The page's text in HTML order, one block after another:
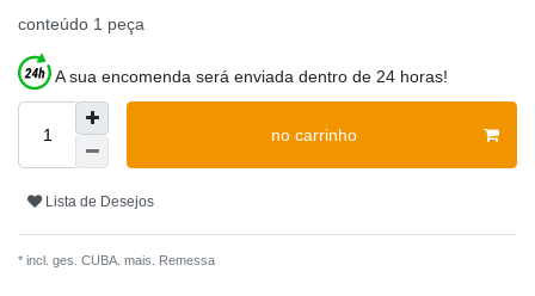
conteúdo 1 peça
A sua encomenda será enviada dentro de 24 horas!
no carrinho
Lista de Desejos
* incl. ges. CUBA. mais. Remessa